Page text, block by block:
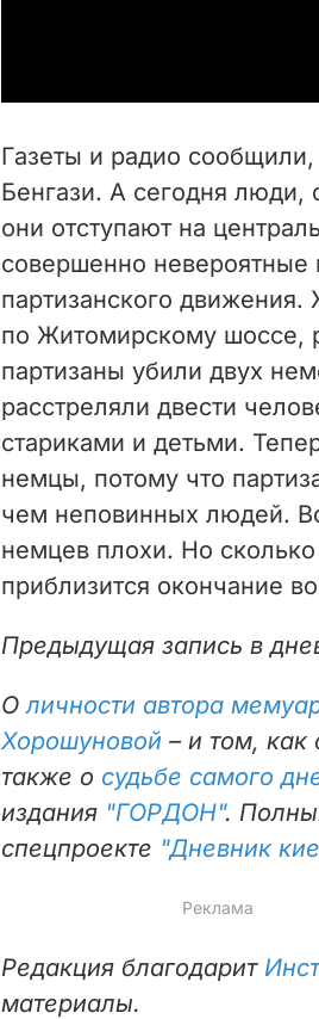
Газеты и радио
Бенгази. А сегодня люди,
они отступают на
совершенно невероятные
партизанского
по Житомирскому шоссе,
партизаны убили двух
расстреляли двести
стариками и детьми.
немцы, потому что
чем неповинных людей.
немцев плохи. Но
приблизится окончание
Предыдущая запись в
Оличности автора
Хорошуновой – и том, как
также о судьбе самого
издания "ГОРДОН".
спецпроекте "Дневник
Редакция благодарит
материалы.